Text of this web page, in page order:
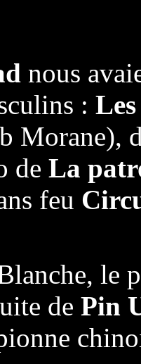
nous
:
Morane),
de La
feu
le
de Pin